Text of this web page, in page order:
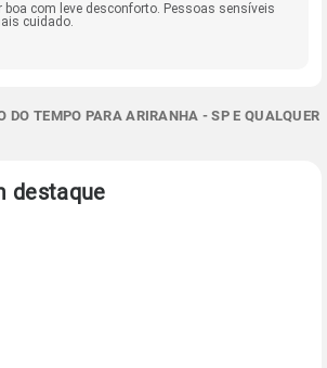
boa com leve desconforto. Pessoas sensíveis
cuidado.
DO TEMPO PARA ARIRANHA - SP E QUALQUER
destaque